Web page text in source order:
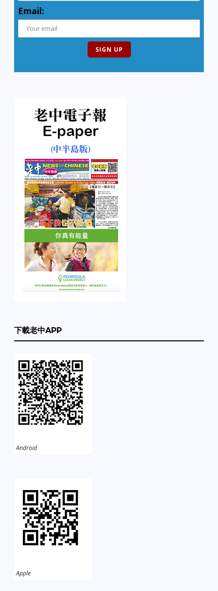
Email:
下載老中APP
Android
Apple